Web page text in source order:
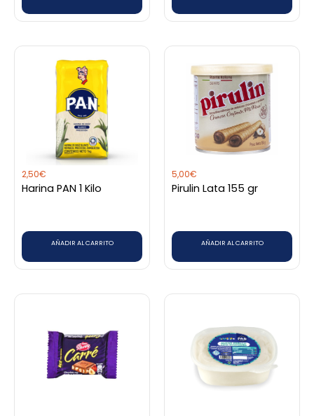
2,50€
Harina PAN 1 Kilo
AÑADIR AL CARRITO
5,00€
Pirulin Lata 155 gr
AÑADIR AL CARRITO
desde
1,20€
hasta
20,00€
Este
múltiples
variantes.